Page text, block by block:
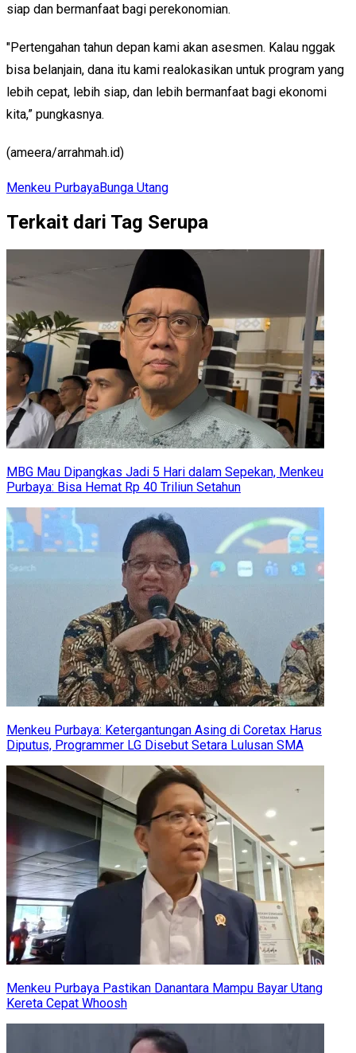
siap dan bermanfaat bagi perekonomian.
"Pertengahan tahun depan kami akan asesmen. Kalau nggak
bisa belanjain, dana itu kami realokasikan untuk program yang
lebih cepat, lebih siap, dan lebih bermanfaat bagi ekonomi
kita,” pungkasnya.
(ameera/arrahmah.id)
Menkeu PurbayaBunga Utang
Terkait dari Tag Serupa
MBG Mau Dipangkas Jadi 5 Hari dalam Sepekan, Menkeu
Purbaya: Bisa Hemat Rp 40 Triliun Setahun
Menkeu Purbaya: Ketergantungan Asing di Coretax Harus
Diputus, Programmer LG Disebut Setara Lulusan SMA
Menkeu Purbaya Pastikan Danantara Mampu Bayar Utang
Kereta Cepat Whoosh